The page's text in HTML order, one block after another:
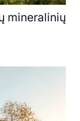
mineralinių